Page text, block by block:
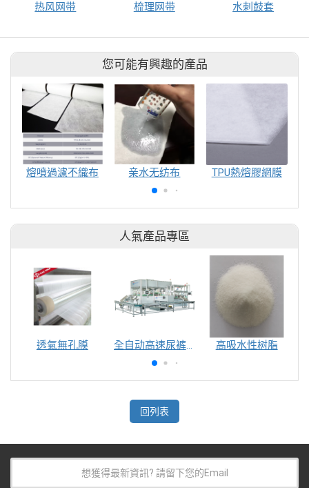
热风网带 梳理网带 水刺鼓套
您可能有興趣的產品
熔噴過濾不織布 亲水无纺布 TPU熱熔膠網膜
人氣產品專區
透氣無孔膜 全自动高速尿裤包装机（自动换号） 高吸水性树脂
回列表